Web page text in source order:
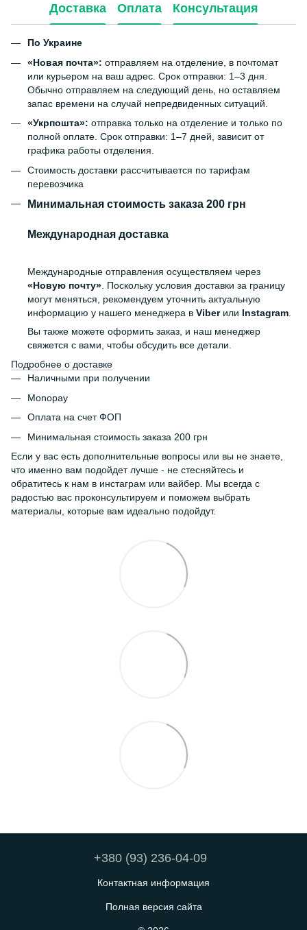
Доставка Оплата Консультация
По Украине
«Новая почта»: отправляем на отделение, в почтомат
или курьером на ваш адрес. Срок отправки: 1–3 дня.
Обычно отправляем на следующий день, но оставляем
запас времени на случай непредвиденных ситуаций.
«Укрпошта»: отправка только на отделение и только по
полной оплате. Срок отправки: 1–7 дней, зависит от
графика работы отделения.
Стоимость доставки рассчитывается по тарифам
перевозчика
Минимальная стоимость заказа 200 грн
Международная доставка
Международные отправления осуществляем через
«Новую почту» . Поскольку условия доставки за границу
могут меняться, рекомендуем уточнить актуальную
информацию у нашего менеджера в Viberили Instagram
Вы также можете оформить заказ, и наш менеджер
свяжется с вами, чтобы обсудить все детали.
Подробнее о доставке
Наличными при получении
Monopay
Оплата на счет ФОП
Минимальная стоимость заказа 200 грн
Если у вас есть дополнительные вопросы или вы не знаете,
что именно вам подойдет лучше - не стесняйтесь и
обратитесь к нам в инстаграм или вайбер. Мы всегда с
радостью вас проконсультируем и поможем выбрать
материалы, которые вам идеально подойдут.
+380 (93) 236-04-09
Контактная информация
Полная версия сайта